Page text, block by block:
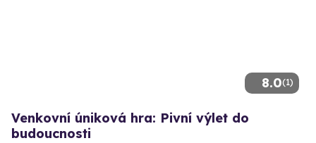
8.0(1)
Venkovní úniková hra: Pivní výlet do
budoucnosti